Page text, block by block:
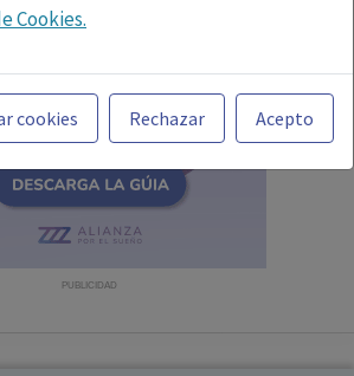
Cookies.
incluida en la Página Web está
del mercado español y, por
sanitarios legalmente
o dispensar medicamentos
La información técnica de los
a título meramente informativo,
cookies Rechazar Acepto
PUBLICIDAD